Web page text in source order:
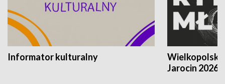
Informator kulturalny
Jarocin 2026